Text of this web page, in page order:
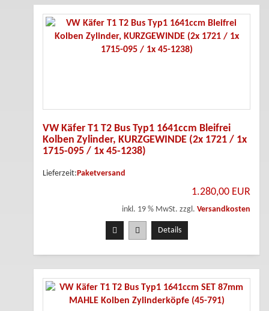
VW Käfer T1 T2 Bus Typ1 1641ccm Bleifrei
Kolben Zylinder, KURZGEWINDE (2x 1721 / 1x
1715-095 / 1x 45-1238)
Lieferzeit: Paketversand
1.280,00 EUR
inkl. 19 % MwSt. zzgl. Versandkosten
Details